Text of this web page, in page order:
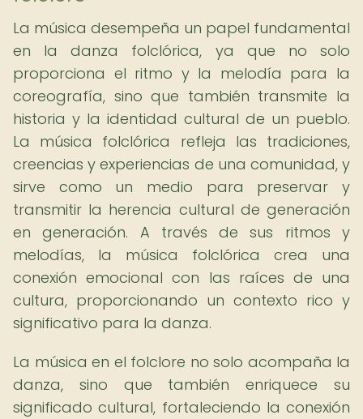
La música desempeña un papel fundamental
en la danza folclórica, ya que no solo
proporciona el ritmo y la melodía para la
coreografía, sino que también transmite la
historia y la identidad cultural de un pueblo.
La música folclórica refleja las tradiciones,
creencias y experiencias de una comunidad, y
sirve como un medio para preservar y
transmitir la herencia cultural de generación
en generación. A través de sus ritmos y
melodías, la música folclórica crea una
conexión emocional con las raíces de una
cultura, proporcionando un contexto rico y
significativo para la danza.
La música en el folclore no solo acompaña la
danza, sino que también enriquece su
significado cultural, fortaleciendo la conexión